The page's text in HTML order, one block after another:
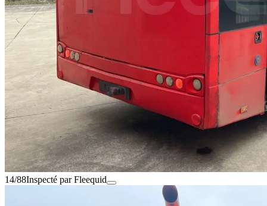
14/88Inspecté par Fleequid